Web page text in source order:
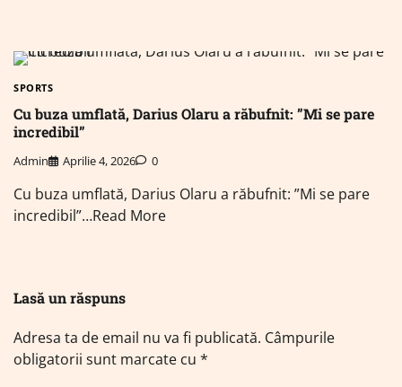
SPORTS
Cu buza umflată, Darius Olaru a răbufnit: ”Mi se pare
incredibil”
Admin Aprilie 4, 2026 0
Cu buza umflată, Darius Olaru a răbufnit: ”Mi se pare
incredibil”…Read More
Lasă un răspuns
Adresa ta de email nu va fi publicată. Câmpurile
obligatorii sunt marcate cu *